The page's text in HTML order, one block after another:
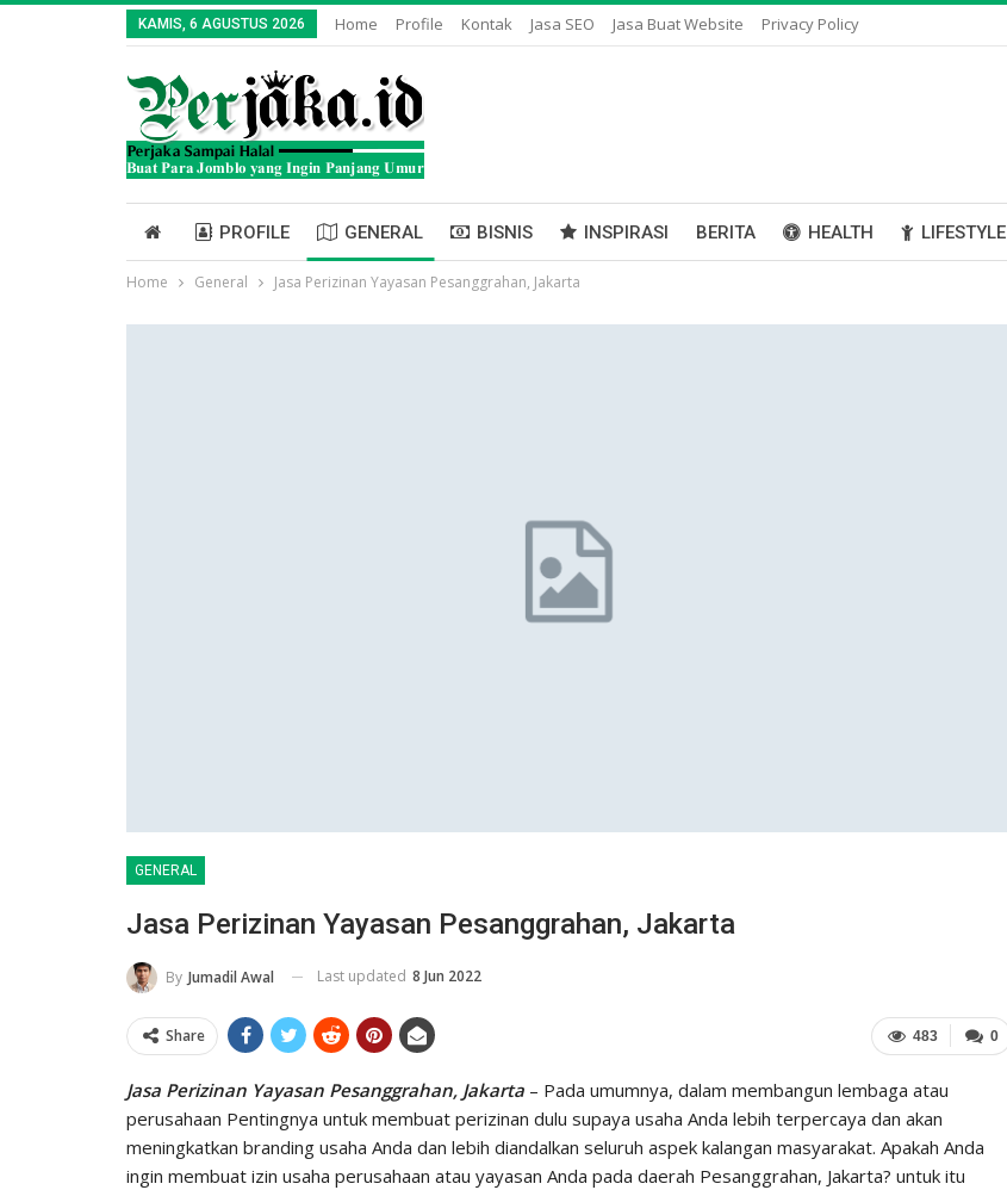
KAMIS, 6 AGUSTUS 2026 Home Profile Kontak Jasa SEO Jasa Buat Website Privacy Policy
PROFILE GENERAL BISNIS INSPIRASI BERITA HEALTH LIFESTYLE
Home General Jasa Perizinan Yayasan Pesanggrahan, Jakarta
GENERAL
Jasa Perizinan Yayasan Pesanggrahan, Jakarta
By Jumadil Awal Last updated 8 Jun 2022
0
483
Share
Jasa Perizinan Yayasan Pesanggrahan, Jakarta – Pada umumnya, dalam membangun lembaga atau
perusahaan Pentingnya untuk membuat perizinan dulu supaya usaha Anda lebih terpercaya dan akan
meningkatkan branding usaha Anda dan lebih diandalkan seluruh aspek kalangan masyarakat. Apakah Anda
ingin membuat izin usaha perusahaan atau yayasan Anda pada daerah Pesanggrahan, Jakarta? untuk itu